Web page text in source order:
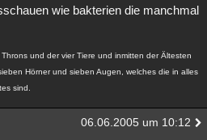
wie bakterien die manchmal
und der vier Tiere und inmitten der Ältesten
Hörner und sieben Augen, welches die in alles
sind.
06.06.2005 um 10:12